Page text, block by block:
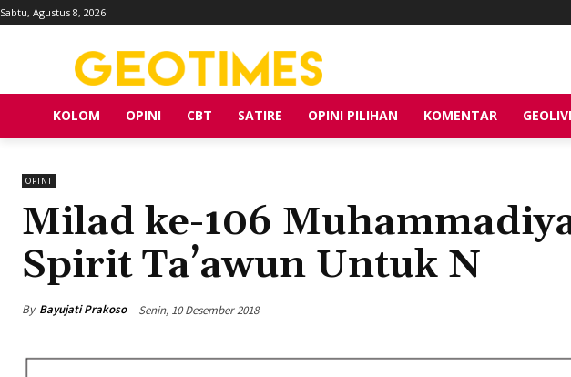
Sabtu, Agustus 8, 2026
KOLOM OPINI CBT SATIRE OPINI PILIHAN KOMENTAR
OPINI
Milad ke-106
Spirit Ta’awun Untuk N
By Bayujati Prakoso Senin, 10 Desember 2018